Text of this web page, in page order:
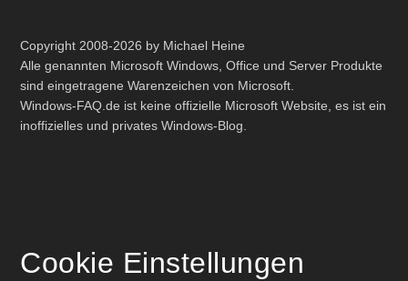
Copyright 2008-2026 by Michael Heine
Alle genannten Microsoft Windows, Office und Server Produkte
sind eingetragene Warenzeichen von Microsoft.
Windows-FAQ.de ist keine offizielle Microsoft Website, es ist ein
inoffizielles und privates Windows-Blog.
Cookie Einstellungen